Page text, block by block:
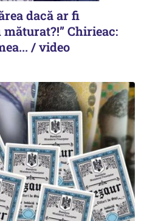
dacă ar fi
Chirieac:
/ video